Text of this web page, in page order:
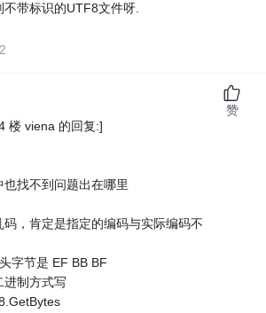
不带标识的UTF8文件呀.
楼 viena 的回复:]
找不到问题出在哪里
码，肯定是指定的编码与实际编码不
字节是 EF BB BF
进制方式写
赞